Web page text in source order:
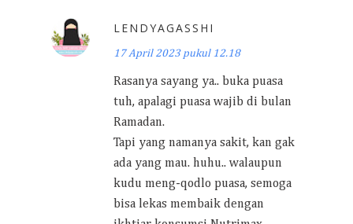
LENDYAGASSHI
17 April 2023 pukul 12.18
Rasanya sayang ya.. buka puasa
tuh, apalagi puasa wajib di bulan
Ramadan.
Tapi yang namanya sakit, kan gak
ada yang mau. huhu.. walaupun
kudu meng-qodlo puasa, semoga
bisa lekas membaik dengan